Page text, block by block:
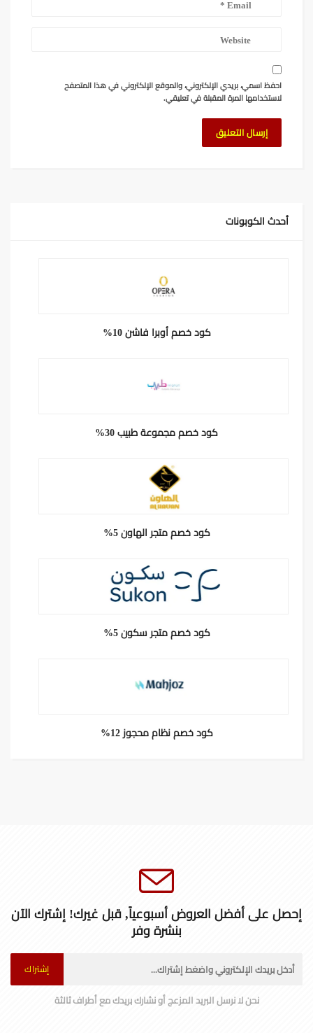
احفظ اسمي، بريدي الإلكتروني، والموقع الإلكتروني في هذا المتصفح
لاستخدامها المرة المقبلة في تعليقي.
أحدث الكوبونات
كود خصم أوبرا فاشن 10%
كود خصم مجموعة طبيب 30%
كود خصم متجر الهاون 5%
كود خصم متجر سكون 5%
كود خصم نظام محجوز 12%
إحصل على أفضل العروض أسبوعياً, قبل غيرك! إشترك الآن
بنشرة وفر
إشتراك
نحن لا نرسل البريد المزعج أو نشارك بريدك مع أطراف ثالثة